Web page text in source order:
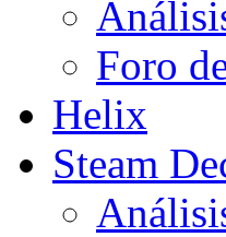
Foro
Helix
Steam